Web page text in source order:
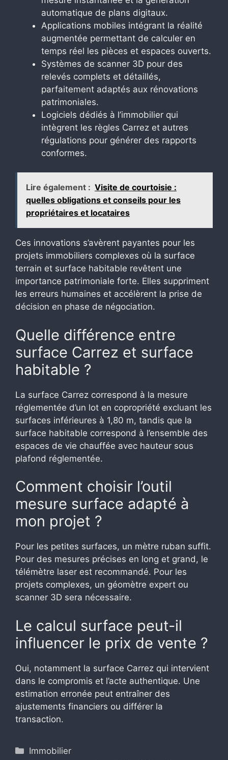
automatique de plans digitaux.
Applications mobiles intégrant la réalité
augmentée permettant de calculer en
temps réel les pièces et espaces ouverts.
Systèmes de scanner 3D pour des
relevés complets et détaillés,
parfaitement adaptés aux rénovations
patrimoniales.
Logiciels dédiés à l’immobilier qui
intègrent les règles Carrez et autres
régulations pour générer des rapports
conformes.
Lire également : Visite de courtoisie :
quelles obligations et conseils pour les
propriétaires et locataires
Ces innovations s’avèrent payantes pour les
projets immobiliers complexes où la surface
terrain et surface habitable revêtent une
importance patrimoniale forte. Elles suppriment
les erreurs humaines et accélèrent la prise de
décision en phase de négociation.
Quelle différence entre
surface Carrez et surface
habitable ?
La surface Carrez correspond à la mesure
réglementée d’un lot en copropriété excluant les
surfaces inférieures à 1,80 m, tandis que la
surface habitable correspond à l’ensemble des
espaces de vie chauffée avec hauteur sous
plafond réglementée.
Comment choisir l’outil
mesure surface adapté à
mon projet ?
Pour les petites surfaces, un mètre ruban suffit.
Pour des mesures précises en long et grand, le
télémètre laser est recommandé. Pour les
projets complexes, un géomètre expert ou
scanner 3D sera nécessaire.
Le calcul surface peut-il
influencer le prix de vente ?
Oui, notamment la surface Carrez qui intervient
dans le compromis et l’acte authentique. Une
estimation erronée peut entraîner des
ajustements financiers ou différer la
transaction.
Catégories
Immobilier